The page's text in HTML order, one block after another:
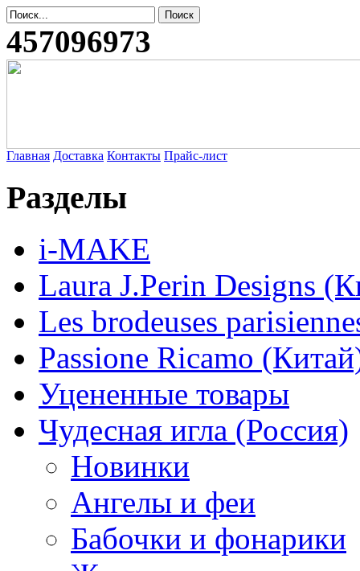
457096973
Главная Доставка Контакты Прайс-лист
Разделы
i-MAKE
Laura J.Perin Designs
Les brodeuses
Passione Ricamo
Уцененные товары
Чудесная игла (Россия)
Новинки
Ангелы и феи
Бабочки и фонарики